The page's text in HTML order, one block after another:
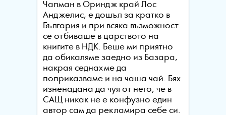
Чапман в Ориндж край Лос
Анджелис, е дошъл за кратко в
България и при всяка възможност
се отбиваше в царството на
книгите в НДК. Беше ми приятно
да обикаляме заедно из Базара,
накрая седнахме да
поприказваме и на чаша чай. Бях
изненадана да чуя от него, че в
САЩ никак не е конфузно един
автор сам да рекламира себе си.